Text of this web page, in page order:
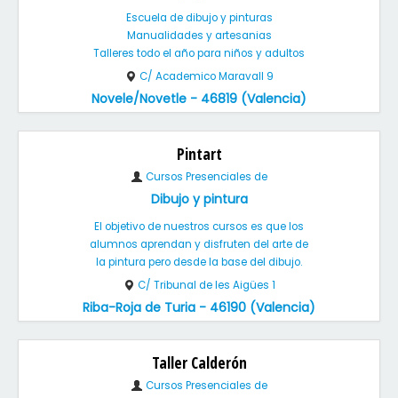
Escuela de dibujo y pinturas
Manualidades y artesanias
Talleres todo el año para niños y adultos
C/ Academico Maravall 9
Novele/Novetle - 46819 (Valencia)
Pintart
Cursos Presenciales de
Dibujo y pintura
El objetivo de nuestros cursos es que los
alumnos aprendan y disfruten del arte de
la pintura pero desde la base del dibujo.
C/ Tribunal de les Aigües 1
Riba-Roja de Turia - 46190 (Valencia)
Taller Calderón
Cursos Presenciales de